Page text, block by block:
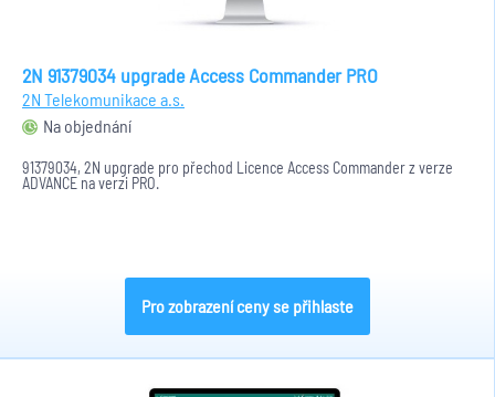
2N 91379034 upgrade Access Commander PRO
2N Telekomunikace a.s.
Na objednání
91379034, 2N upgrade pro přechod Licence Access Commander z verze
ADVANCE na verzi PRO.
Pro zobrazení ceny se přihlaste